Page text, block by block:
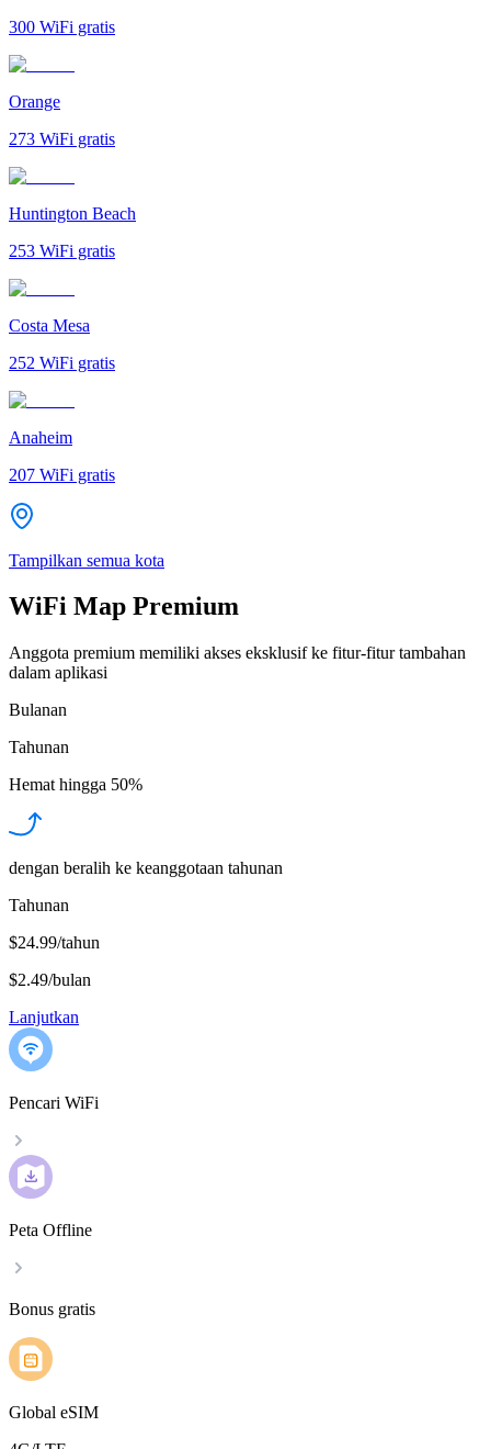
300 WiFi gratis
Orange
273 WiFi gratis
Huntington Beach
253 WiFi gratis
Costa Mesa
252 WiFi gratis
Anaheim
207 WiFi gratis
Tampilkan semua kota
WiFi Map Premium
Anggota premium memiliki akses eksklusif ke fitur-fitur tambahan
dalam aplikasi
Bulanan
Tahunan
Hemat hingga 50%
dengan beralih ke keanggotaan tahunan
Tahunan
$24.99/tahun
$2.49/bulan
Lanjutkan
Pencari WiFi
Peta Offline
Bonus gratis
Global eSIM